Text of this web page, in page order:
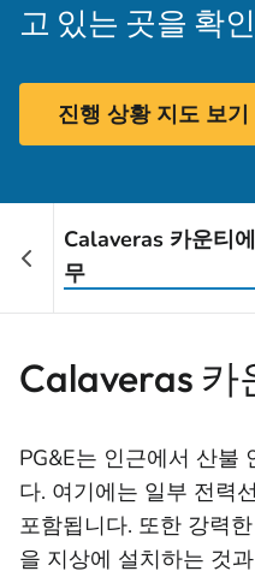
고 있는 곳을 확
진행 상황 지도 보기
Calaveras 카운티
무
Calaveras 카
PG&E는 인근에서 산불
다. 여기에는 일부 전력
포함됩니다. 또한 강력
을 지상에 설치하는 것